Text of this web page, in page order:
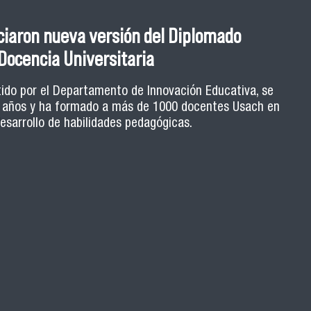
nueva versión del Diplomado
Universitaria
por el Departamento de Innovación Educativa, se
y ha formado a más de 1000 docentes Usach en
de habilidades pedagógicas.
fortaleciendo el rol estudiantil
enseñanza universitaria
estrategias de retroalimentación y herramientas
son algunos de los ejes de la Escuela de Ayudantes
formativo orientado a potenciar el rol de los y las